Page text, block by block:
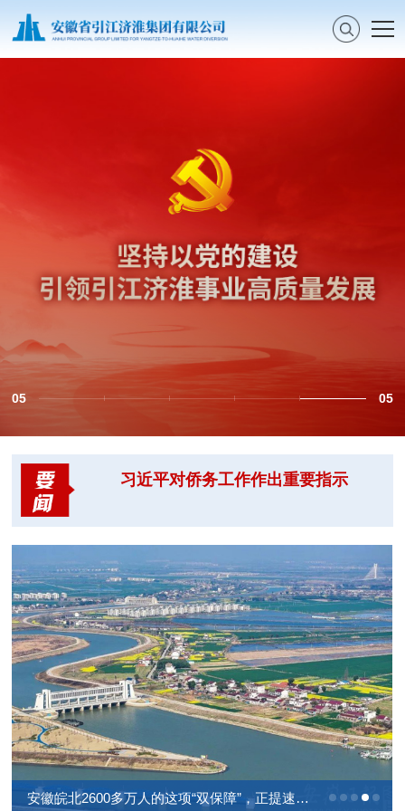
05 05
习近平在中共中央政治局第二十七次集体
学习时强调 强化政治引领 深化创新发展
高质量推进国防和军队现代化
中共中央政治局召开会议 决定召开二十届
作 中共中央总书记习近平主持会议
习近平对侨务工作作出重要指示
习近平回信勉励中国青年五四奖章暨新时
代青年先锋奖获奖者代表 胸怀远大理想矢
志拼搏奋斗 带动广大青年把个人追求融入
国家发展大局
安徽皖北2600多万人的这项“双保障”，正提速落